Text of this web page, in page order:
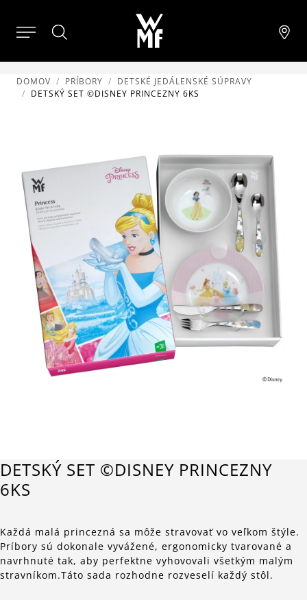
DOMOV PRÍBORY
DETSKÉ JEDÁLENSKÉ SÚPRAVY
DETSKÝ SET ©DISNEY PRINCEZNY 6KS
DETSKÝ SET ©DISNEY PRINCEZNY
6KS
Každá malá princezná sa môže stravovať vo veľkom štýle.
Príbory sú dokonale vyvážené, ergonomicky tvarované a
navrhnuté tak, aby perfektne vyhovovali všetkým malým
stravníkom.Táto sada rozhodne rozveselí každý stôl.